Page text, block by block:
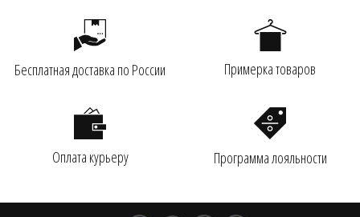
Бесплатная доставка по России Примерка товаров
Оплата курьеру Программа лояльности